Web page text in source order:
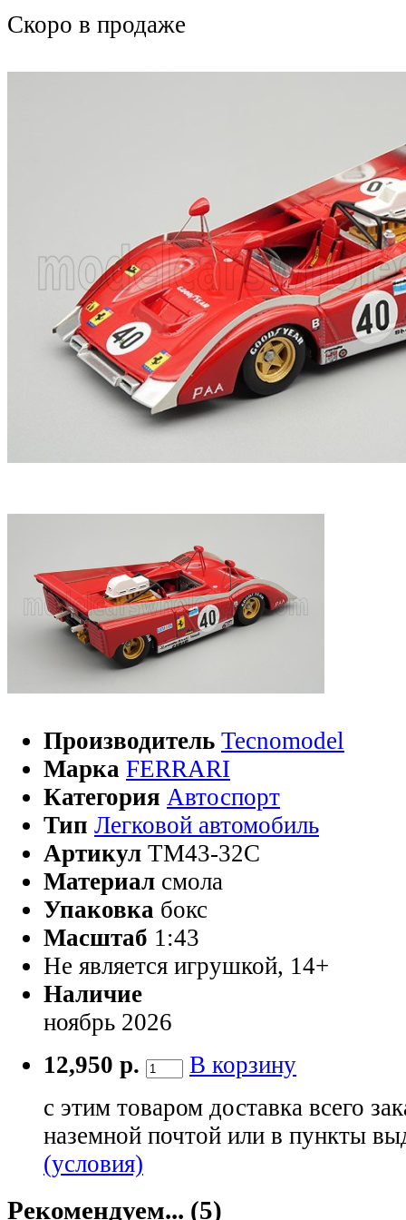
Скоро в продаже
Производитель Tecnomodel
Марка FERRARI
Категория Автоспорт
Тип Легковой автомобиль
Артикул TM43-32C
Материал смола
Упаковка бокс
Масштаб 1:43
Не является игрушкой, 14+
Наличие
ноябрь 2026
12,950 р.
В корзину
с этим товаром доставка всего
наземной почтой или в пункты
(условия)
Рекомендуем... (5)